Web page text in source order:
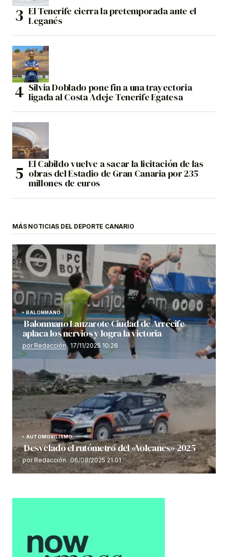
El Tenerife cierra la pretemporada ante el
Leganés
Silvia Doblado pone fin a una trayectoria
ligada al Costa Adeje Tenerife Egatesa
El Cabildo vuelve a sacar la licitación de las
obras del Estadio de Gran Canaria por 235
millones de euros
MÁS NOTICIAS DEL DEPORTE CANARIO
BALONMANO
Balonmano Lanzarote Ciudad de Arrecife
aplaca los nervios y logra la victoria
por Redacción 17/11/2025 10:26
AUTOMOVILISMO
Desvelado el rutómetro del «Volcanes» 2025
por Redacción 06/08/2025 21:01